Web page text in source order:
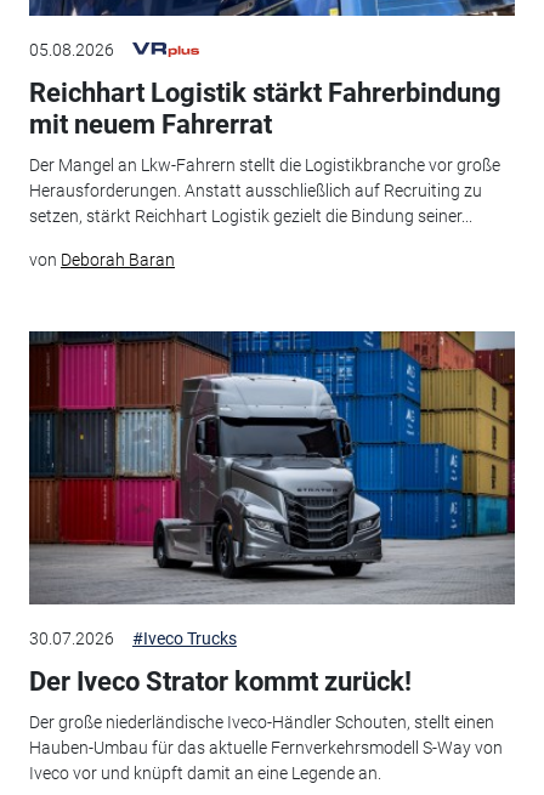
05.08.2026
Reichhart Logistik stärkt Fahrerbindung
mit neuem Fahrerrat
Der Mangel an Lkw-Fahrern stellt die Logistikbranche vor große
Herausforderungen. Anstatt ausschließlich auf Recruiting zu
setzen, stärkt Reichhart Logistik gezielt die Bindung seiner...
von Deborah Baran
30.07.2026 #Iveco Trucks
Der Iveco Strator kommt zurück!
Der große niederländische Iveco-Händler Schouten, stellt einen
Hauben-Umbau für das aktuelle Fernverkehrsmodell S-Way von
Iveco vor und knüpft damit an eine Legende an.